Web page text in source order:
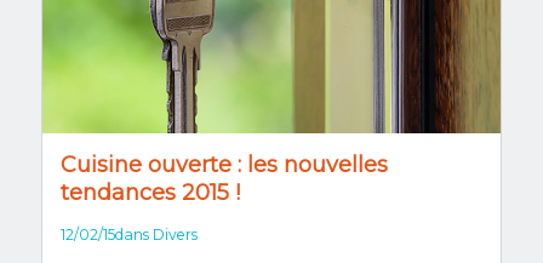
Cuisine ouverte : les nouvelles
tendances 2015 !
12/02/15dans Divers